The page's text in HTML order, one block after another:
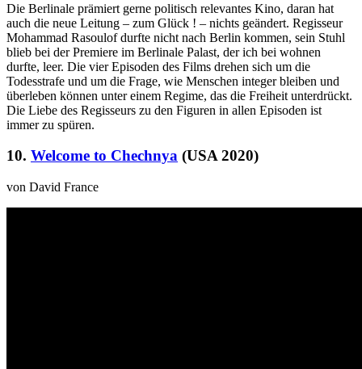
Die Berlinale prämiert gerne politisch relevantes Kino, daran hat
auch die neue Leitung – zum Glück ! – nichts geändert. Regisseur
Mohammad Rasoulof durfte nicht nach Berlin kommen, sein Stuhl
blieb bei der Premiere im Berlinale Palast, der ich bei wohnen
durfte, leer. Die vier Episoden des Films drehen sich um die
Todesstrafe und um die Frage, wie Menschen integer bleiben und
überleben können unter einem Regime, das die Freiheit unterdrückt.
Die Liebe des Regisseurs zu den Figuren in allen Episoden ist
immer zu spüren.
10. Welcome to Chechnya (USA 2020)
von David France